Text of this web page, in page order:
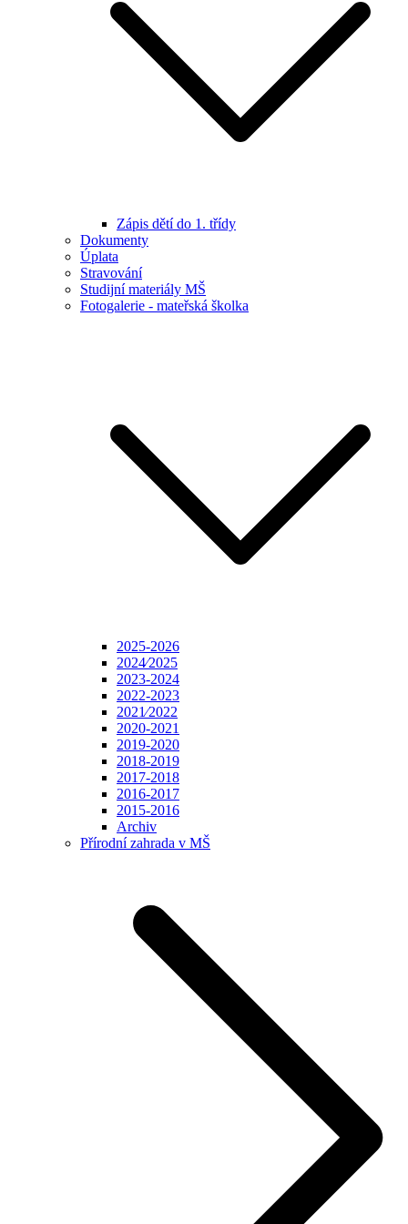
Zápis dětí do 1. třídy
Dokumenty
Úplata
Stravování
Studijní materiály MŠ
Fotogalerie - mateřská školka
2025-2026
2024⁄2025
2023-2024
2022-2023
2021⁄2022
2020-2021
2019-2020
2018-2019
2017-2018
2016-2017
2015-2016
Archiv
Přírodní zahrada v MŠ